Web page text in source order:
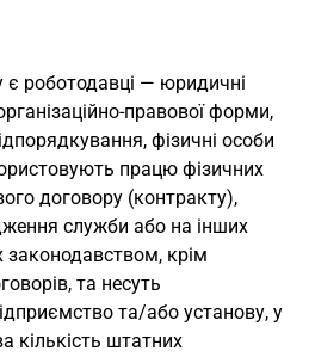
роботодавці — юридичні
правової форми,
фізичні особи
працю фізичних
договору (контракту),
служби або на інших
крім
та несуть
та/або установу, у
кількість штатних